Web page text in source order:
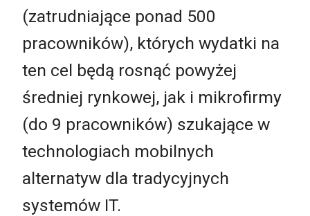
(zatrudniające ponad 500
pracowników), których wydatki na
ten cel będą rosnąć powyżej
średniej rynkowej, jak i mikrofirmy
(do 9 pracowników) szukające w
technologiach mobilnych
alternatyw dla tradycyjnych
systemów IT.